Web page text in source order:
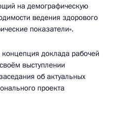
на демографическую
ведения здорового
показатели».
доклада рабочей
выступлении
об актуальных
проекта